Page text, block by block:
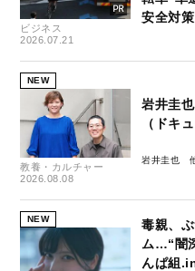
ビジネス
2026.07.21
安全対策
NEW
教養・カルチャー
2026.08.08
岩井圭
（ドキ
岩井圭也
NEW
毒親、
ム…“闇
んぱ組